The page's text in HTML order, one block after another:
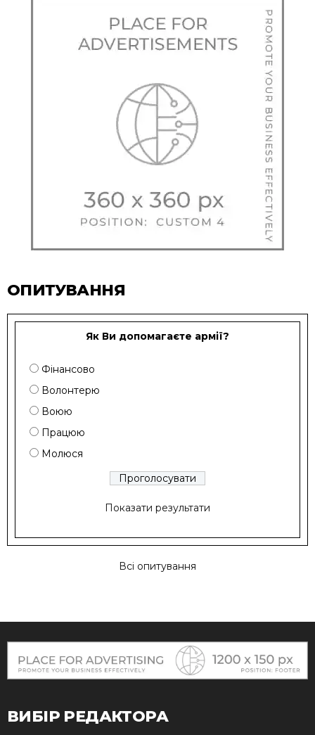
ОПИТУВАННЯ
Як Ви допомагаєте армії?
Фінансово
Волонтерю
Воюю
Працюю
Молюся
Показати результати
Всі опитування
ВИБІР РЕДАКТОРА